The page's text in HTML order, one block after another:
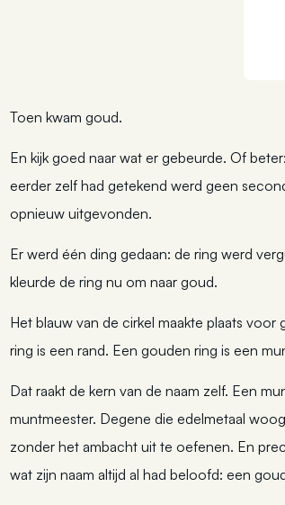
Toen kwam goud.
En kijk goed naar wat er gebeurde. Of
eerder zelf had getekend werd geen
opnieuw uitgevonden.
Er werd één ding gedaan: de ring werd
kleurde de ring nu om naar goud.
Het blauw van de cirkel maakte plaats
ring is een rand. Een gouden ring is een
Dat raakt de kern van de naam zelf. Een
muntmeester. Degene die edelmetaal
zonder het ambacht uit te oefenen. En
wat zijn naam altijd al had beloofd: een